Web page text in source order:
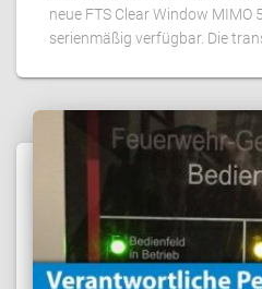
neue FTS Clear Window MIMO
serienmäßig verfügbar. Die